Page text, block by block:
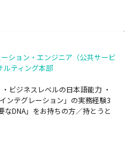
ション・エンジニア（公共サービ
ルティング本部
ビジネスレベルの日本語能力 ・
ンテグレーション」の実務経験3
DNA」をお持ちの方／持とうと